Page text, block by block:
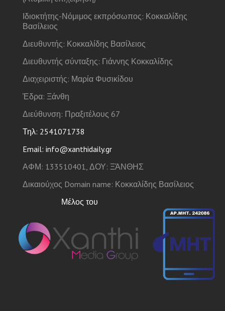
Ιδιοκτήτης-Νόμιμος εκπρόσωπος: Κοκκαλίδης
Βασίλειος
Διευθυντής: Κοκκαλίδης Βασίλειος
Διευθυντής σύνταξης: Γιάννης Κοκκαλίδης
Διαχειριστής: Μαρία Φυσικίδου
Έδρα: Ξάνθη
Διεύθυνση: Πραξιτέλους 67
Τηλ: 2541071738
Email: info@xanthidaily.gr
ΑΦΜ: 133510401, ΔΟΥ: ΞΆΝΘΗΣ
Δικαιούχος Domain name: Κοκκαλίδης Βασίλειος
Μέλος του